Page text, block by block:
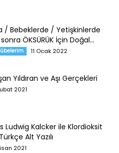
/ Bebeklerde / Yetişkinlerde
ÖKSÜRÜK İçin Doğal...
11 Ocak 2022
Yıldıran ve Aşı Gerçekleri
2021
Ludwig Kalcker ile Klordioksit
Alt Yazılı
2021